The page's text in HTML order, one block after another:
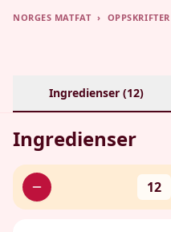
NORGES MATFAT › OPPSKRIFTER
Ingredienser (12)
Ingredienser
12